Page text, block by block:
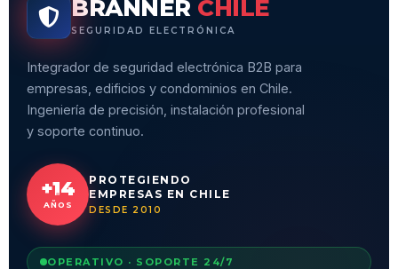
BRANNER CHILE
SEGURIDAD ELECTRÓNICA
Integrador de seguridad electrónica B2B para
empresas, edificios y condominios en Chile.
Ingeniería de precisión, instalación profesional
y soporte continuo.
+14
AÑOS
PROTEGIENDO
EMPRESAS EN CHILE
DESDE 2010
OPERATIVO · SOPORTE 24/7